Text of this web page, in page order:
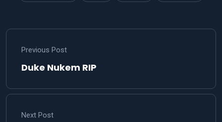
Previous Post
Duke Nukem RIP
Next Post